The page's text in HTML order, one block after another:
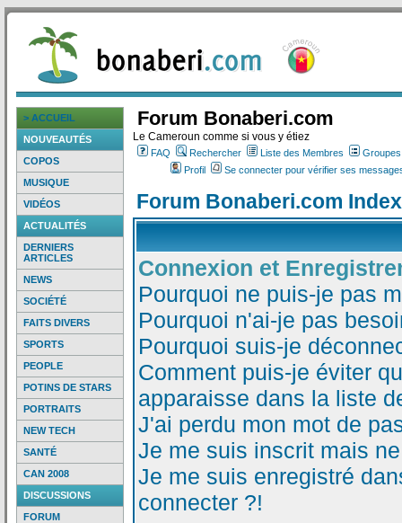
> ACCUEIL
NOUVEAUTÉS
COPOS
MUSIQUE
VIDÉOS
ACTUALITÉS
DERNIERS
ARTICLES
NEWS
SOCIÉTÉ
FAITS DIVERS
SPORTS
PEOPLE
POTINS DE STARS
PORTRAITS
NEW TECH
SANTÉ
CAN 2008
DISCUSSIONS
FORUM
Forum Bonaberi.com
Le Cameroun comme si vous y étiez
FAQ Rechercher Liste des Membres
Profil
Se connecter pour vérifier ses
Forum Bonaberi.com
Connexion et
Pourquoi ne puis-je pas
Pourquoi n'ai-je pas
Pourquoi suis-je
Comment puis-je éviter
apparaisse dans la liste
J'ai perdu mon mot de
Je me suis inscrit mais
Je me suis enregistré
connecter ?!